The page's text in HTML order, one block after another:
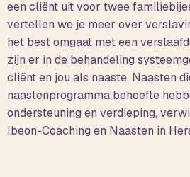
een cliënt uit voor twee
vertellen we je meer over
het best omgaat met een
zijn er in de behandeling
cliënt en jou als naaste. Naasten
naastenprogramma behoefte
ondersteuning en verdieping,
Ibeon-Coaching en Naasten in